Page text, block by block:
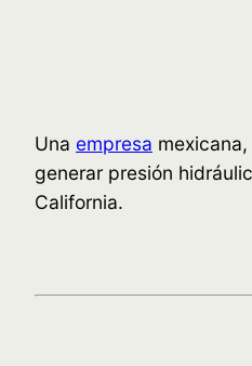
Una empresa
generar presión
California.